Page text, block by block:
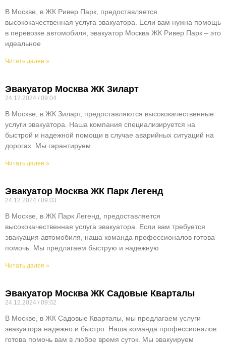
В Москве, в ЖК Ривер Парк, предоставляется
высококачественная услуга эвакуатора. Если вам нужна помощь
в перевозке автомобиля, эвакуатор Москва ЖК Ривер Парк – это
идеальное
Читать далее »
Эвакуатор Москва ЖК Зиларт
24.12.2024 09:04
В Москве, в ЖК Зиларт, предоставляются высококачественные
услуги эвакуатора. Наша компания специализируется на
быстрой и надежной помощи в случае аварийных ситуаций на
дорогах. Мы гарантируем
Читать далее »
Эвакуатор Москва ЖК Парк Легенд
24.12.2024 09:03
В Москве, в ЖК Парк Легенд, предоставляется
высококачественная услуга эвакуатора. Если вам требуется
эвакуация автомобиля, наша команда профессионалов готова
помочь. Мы предлагаем быструю и надежную
Читать далее »
Эвакуатор Москва ЖК Садовые Кварталы
24.12.2024 09:02
В Москве, в ЖК Садовые Кварталы, мы предлагаем услуги
эвакуатора надежно и быстро. Наша команда профессионалов
готова помочь вам в любое время суток. Мы эвакуируем